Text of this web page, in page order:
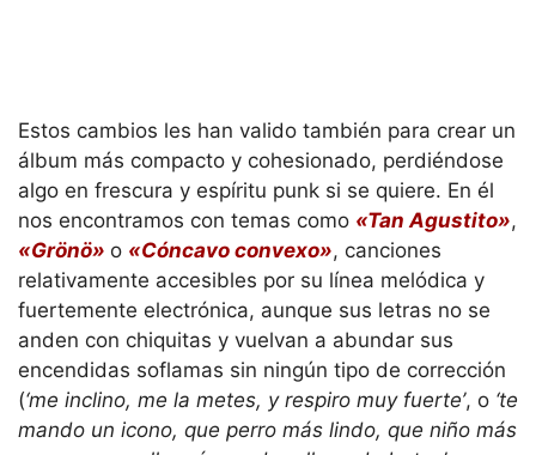
Estos cambios les han valido también para crear un
álbum más compacto y cohesionado, perdiéndose
algo en frescura y espíritu punk si se quiere. En él
nos encontramos con temas como «Tan Agustito»,
«Grönö» o «Cóncavo convexo», canciones
relativamente accesibles por su línea melódica y
fuertemente electrónica, aunque sus letras no se
anden con chiquitas y vuelvan a abundar sus
encendidas soflamas sin ningún tipo de corrección
(‘me inclino, me la metes, y respiro muy fuerte’, o ‘te
mando un icono, que perro más lindo, que niño más